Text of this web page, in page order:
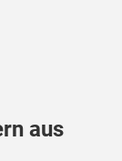
aus